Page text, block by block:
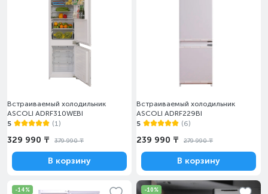
Встраиваемый холодильник
ASCOLI ADRF310WEBI
5
(1)
329 990 ₸ 379 990 ₸
В корзину
Встраиваемый холодильник
ASCOLI ADRF229BI
5
(6)
239 990 ₸ 279 990 ₸
В корзину
-14% -10%